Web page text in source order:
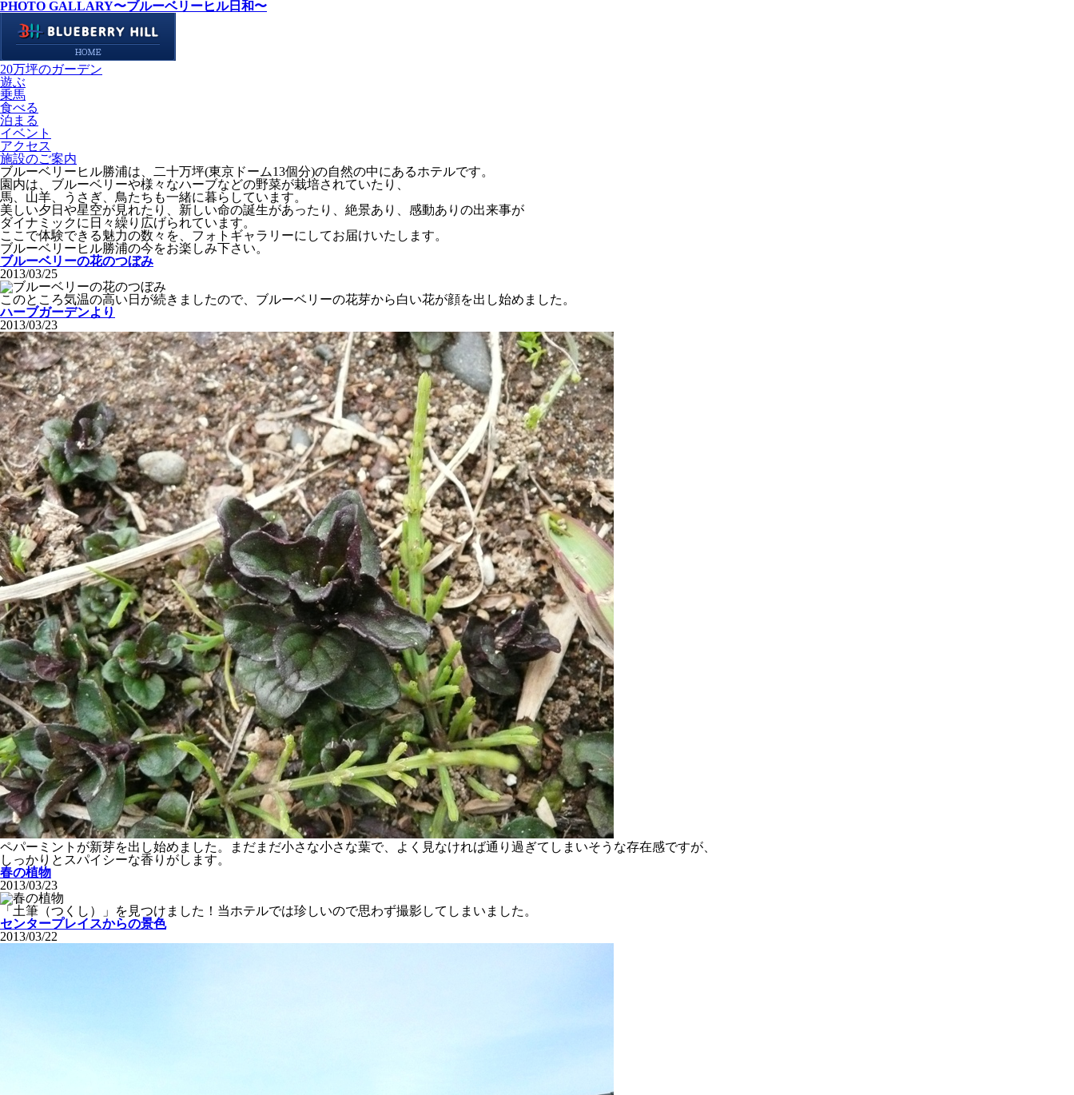
PHOTO GALLARY〜ブルーベリーヒル日和〜
20万坪のガーデン
遊ぶ
乗馬
食べる
泊まる
イベント
アクセス
施設のご案内
ブルーベリーヒル勝浦は、二十万坪(東京ドーム13個分)の自然の中にあるホテルです。
園内は、ブルーベリーや様々なハーブなどの野菜が栽培されていたり、
馬、山羊、うさぎ、鳥たちも一緒に暮らしています。
美しい夕日や星空が見れたり、新しい命の誕生があったり、絶景あり、感動ありの出来事が
ダイナミックに日々繰り広げられています。
ここで体験できる魅力の数々を、フォトギャラリーにしてお届けいたします。
ブルーベリーヒル勝浦の今をお楽しみ下さい。
ブルーベリーの花のつぼみ
2013/03/25
このところ気温の高い日が続きましたので、ブルーベリーの花芽から白い花が顔を出し始めました。
ハーブガーデンより
2013/03/23
ペパーミントが新芽を出し始めました。まだまだ小さな小さな葉で、よく見なければ通り過ぎてしまいそうな存在感ですが、
しっかりとスパイシーな香りがします。
春の植物
2013/03/23
「土筆（つくし）」を見つけました！当ホテルでは珍しいので思わず撮影してしまいました。
センタープレイスからの景色
2013/03/22